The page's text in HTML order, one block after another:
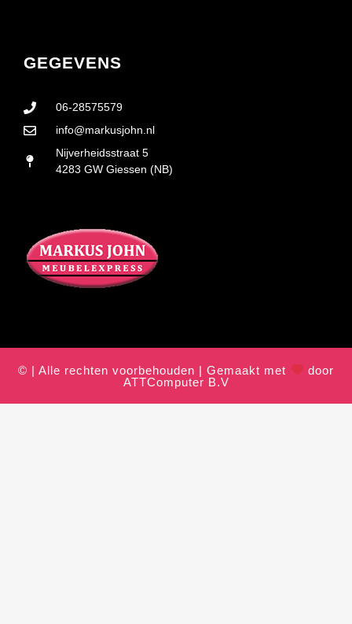
GEGEVENS
06-28575579
info@markusjohn.nl
Nijverheidsstraat 5
4283 GW Giessen (NB)
© | Alle rechten voorbehouden | Gemaakt met
door
ATTComputer B.V